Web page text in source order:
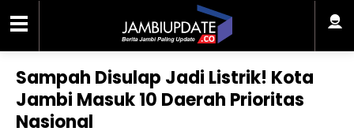
Sampah Disulap Jadi Listrik! Kota
Jambi Masuk 10 Daerah Prioritas
Nasional